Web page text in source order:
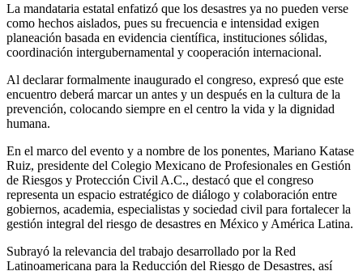
La mandataria estatal enfatizó que los desastres ya no pueden verse
como hechos aislados, pues su frecuencia e intensidad exigen
planeación basada en evidencia científica, instituciones sólidas,
coordinación intergubernamental y cooperación internacional.
Al declarar formalmente inaugurado el congreso, expresó que este
encuentro deberá marcar un antes y un después en la cultura de la
prevención, colocando siempre en el centro la vida y la dignidad
humana.
En el marco del evento y a nombre de los ponentes, Mariano Katase
Ruiz, presidente del Colegio Mexicano de Profesionales en Gestión
de Riesgos y Protección Civil A.C., destacó que el congreso
representa un espacio estratégico de diálogo y colaboración entre
gobiernos, academia, especialistas y sociedad civil para fortalecer la
gestión integral del riesgo de desastres en México y América Latina.
Subrayó la relevancia del trabajo desarrollado por la Red
Latinoamericana para la Reducción del Riesgo de Desastres, así